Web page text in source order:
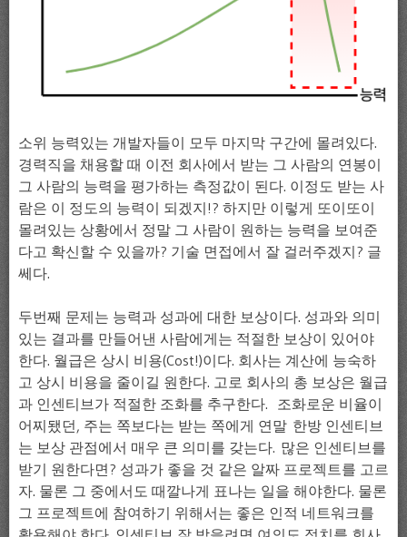
소위 능력있는 개발자들이 모두 마지막 구간에 몰려있다.
경력직을 채용할 때 이전 회사에서 받는 그 사람의 연봉이
그 사람의 능력을 평가하는 측정값이 된다. 이정도 받는 사
람은 이 정도의 능력이 되겠지!? 하지만 이렇게 또이또이
몰려있는 상황에서 정말 그 사람이 원하는 능력을 보여준
다고 확신할 수 있을까? 기술 면접에서 잘 걸러주겠지? 글
쎄다.
두번째 문제는 능력과 성과에 대한 보상이다. 성과와 의미
있는 결과를 만들어낸 사람에게는 적절한 보상이 있어야
한다. 월급은 상시 비용(Cost!)이다. 회사는 계산에 능숙하
고 상시 비용을 줄이길 원한다. 고로 회사의 총 보상은 월급
과 인센티브가 적절한 조화를 추구한다. 조화로운 비율이
어찌됐던, 주는 쪽보다는 받는 쪽에게 연말 한방 인센티브
는 보상 관점에서 매우 큰 의미를 갖는다. 많은 인센티브를
받기 원한다면? 성과가 좋을 것 같은 알짜 프로젝트를 고르
자. 물론 그 중에서도 때깔나게 표나는 일을 해야한다. 물론
그 프로젝트에 참여하기 위해서는 좋은 인적 네트워크를